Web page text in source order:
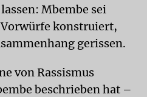
Mbembe sei
konstruiert,
gerissen.
von Rassismus
beschrieben hat –